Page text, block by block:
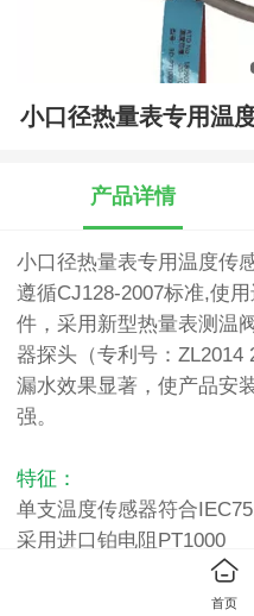
小口径热量表专用温
产品详情
小口径热量表专用温度传
遵循CJ128-2007标准,使
件，采用新型热量表测温
器探头（专利号：ZL2014
漏水效果显著，使产品安
强。
特征：
单支温度传感器符合
采用进口铂电阻PT1000
宽温度范围：-20～
标准1.5米电缆长度，其
首页